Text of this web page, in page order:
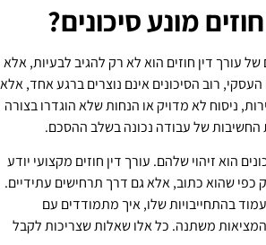
מונע סיכונים?
עורך דין חוזים הוא לא רק להגיב לבעיות, אלא
רוב הסיכונים אינם נוצרים ברגע אחד, אלא
ניסוח לא מדויק או הנחות שלא הוגדרו בצורה
החשיבות של עבודה נכונה בשלב ההסכם.
הוא זיהוי שלהם. עורך דין חוזים מקצועי יודע
שהוא כתוב, אלא גם דרך תרחישים עתידיים.
בהתחייבויות שלו, איך מתמודדים עם
משתנה. כל אלו שאלות שצריכות לקבל